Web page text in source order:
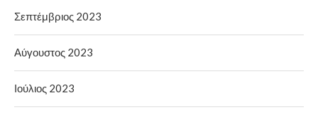
Σεπτέμβριος 2023
Αύγουστος 2023
Ιούλιος 2023